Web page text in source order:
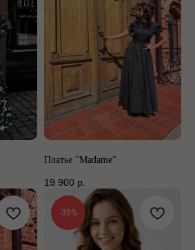
Платье "Madame"
19 900 р.
-30%